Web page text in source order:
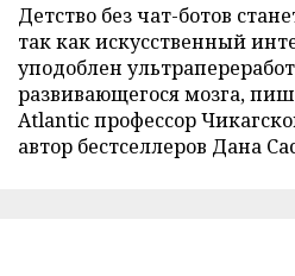
Детство без чат-ботов
так как искусственный
уподоблен
развивающегося мозга,
Atlantic профессор
автор бестселлеров Дана